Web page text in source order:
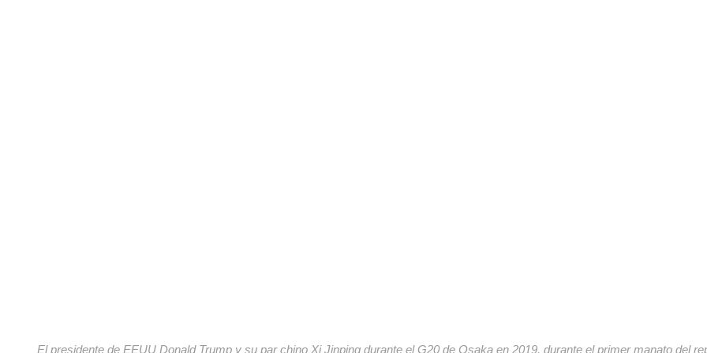
El presidente de EEUU Donald Trump y su par chino Xi Jinping durante el G20 de Osaka en 2019, durante el primer manato del